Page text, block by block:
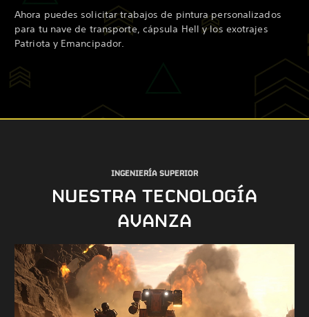
Ahora puedes solicitar trabajos de pintura personalizados
para tu nave de transporte, cápsula Hell y los exotrajes
Patriota y Emancipador.
INGENIERÍA SUPERIOR
NUESTRA TECNOLOGÍA
AVANZA